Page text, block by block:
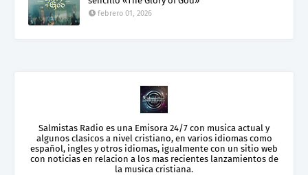
febrero 01, 2026
Salmistas Radio es una Emisora 24/7 con musica actual y
algunos clasicos a nivel cristiano, en varios idiomas como
español, ingles y otros idiomas, igualmente con un sitio web
con noticias en relacion a los mas recientes lanzamientos de
la musica cristiana.